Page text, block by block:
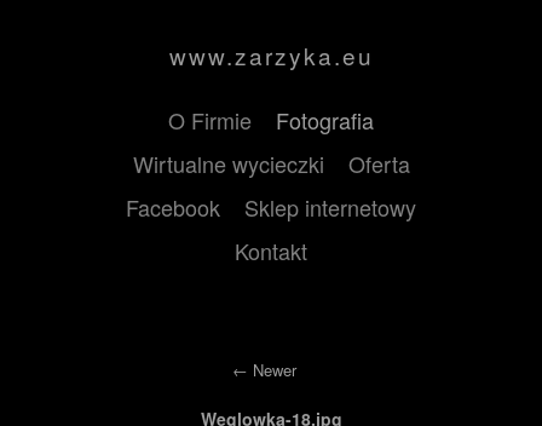
www.zarzyka.eu
O Firmie
Fotografia
Wirtualne wycieczki
Oferta
Facebook
Sklep internetowy
Kontakt
Newer
Weglowka-18.jpg